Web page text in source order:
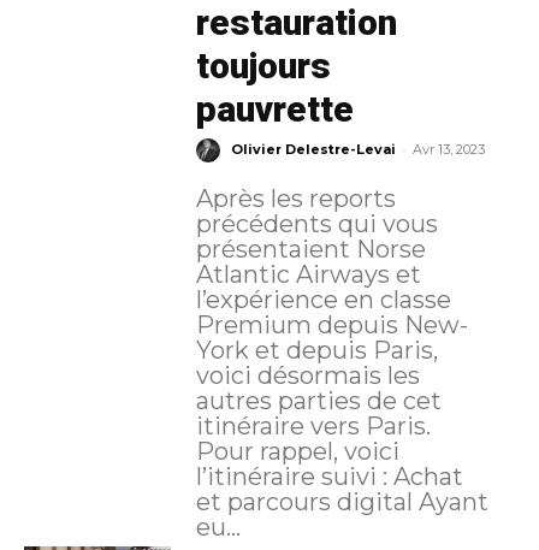
restauration
toujours
pauvrette
Olivier Delestre-Levai - Avr 13, 2023
Après les reports
précédents qui vous
présentaient Norse
Atlantic Airways et
l’expérience en classe
Premium depuis New-
York et depuis Paris,
voici désormais les
autres parties de cet
itinéraire vers Paris.
Pour rappel, voici
l’itinéraire suivi : Achat
et parcours digital Ayant
eu...